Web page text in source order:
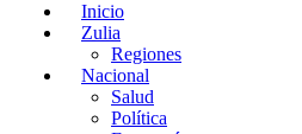
Inicio
Zulia
Regiones
Nacional
Salud
Política